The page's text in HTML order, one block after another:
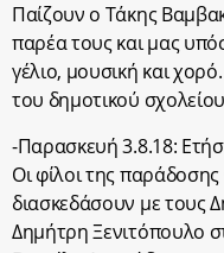
Παίζουν ο Τάκης
παρέα τους και μας
γέλιο, μουσική και
του δημοτικού
-Παρασκευή 3.8.18:
Οι φίλοι της
διασκεδάσουν με τους
Δημήτρη Ξενιτόπουλο